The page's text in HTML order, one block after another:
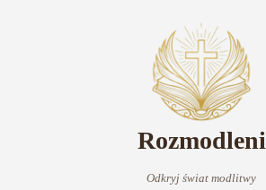
Rozmodleni
Odkryj świat modlitwy